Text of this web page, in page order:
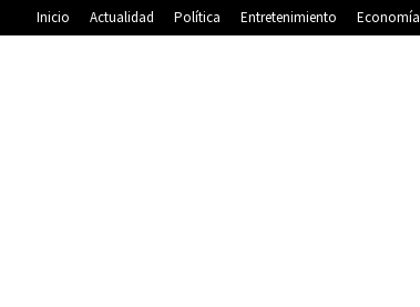
Inicio Actualidad Política Entretenimiento Economía